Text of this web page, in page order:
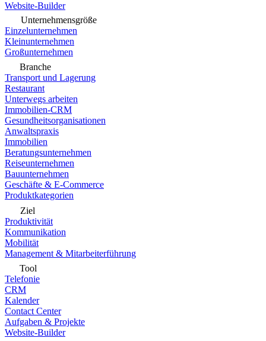
Website-Builder
Unternehmensgröße
Einzelunternehmen
Kleinunternehmen
Großunternehmen
Branche
Transport und Lagerung
Restaurant
Unterwegs arbeiten
Immobilien-CRM
Gesundheitsorganisationen
Anwaltspraxis
Immobilien
Beratungsunternehmen
Reiseunternehmen
Bauunternehmen
Geschäfte & E-Commerce
Produktkategorien
Ziel
Produktivität
Kommunikation
Mobilität
Management & Mitarbeiterführung
Tool
Telefonie
CRM
Kalender
Contact Center
Aufgaben & Projekte
Website-Builder